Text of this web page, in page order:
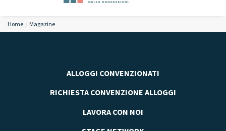
Home Magazine
ALLOGGI CONVENZIONATI
RICHIESTA CONVENZIONE ALLOGGI
LAVORA CON NOI